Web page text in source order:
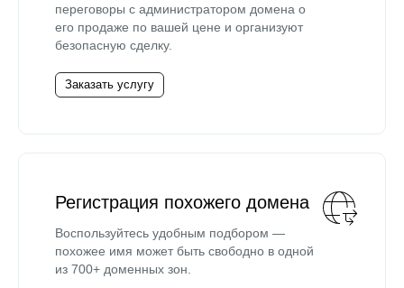
переговоры с администратором домена о
его продаже по вашей цене и организуют
безопасную сделку.
Заказать услугу
Регистрация похожего домена
Воспользуйтесь удобным подбором —
похожее имя может быть свободно в одной
из 700+ доменных зон.